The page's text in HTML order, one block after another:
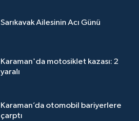
Sarıkavak Ailesinin Acı Günü
Karaman'da motosiklet kazası: 2
yaralı
Karaman’da otomobil bariyerlere
çarptı